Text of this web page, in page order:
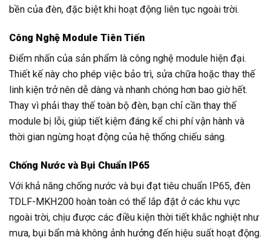
bền của đèn, đặc biệt khi hoạt động liên tục ngoài trời.
Công Nghệ Module Tiên Tiến
Điểm nhấn của sản phẩm là công nghệ module hiện đại.
Thiết kế này cho phép việc bảo trì, sửa chữa hoặc thay thế
linh kiện trở nên dễ dàng và nhanh chóng hơn bao giờ hết.
Thay vì phải thay thế toàn bộ đèn, bạn chỉ cần thay thế
module bị lỗi, giúp tiết kiệm đáng kể chi phí vận hành và
thời gian ngừng hoạt động của hệ thống chiếu sáng.
Chống Nước và Bụi Chuẩn IP65
Với khả năng chống nước và bụi đạt tiêu chuẩn IP65, đèn
TDLF-MKH200 hoàn toàn có thể lắp đặt ở các khu vực
ngoài trời, chịu được các điều kiện thời tiết khắc nghiệt như
mưa, bụi bẩn mà không ảnh hưởng đến hiệu suất hoạt động.